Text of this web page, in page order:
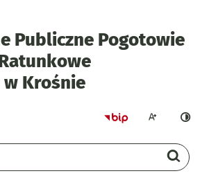
Publiczne Pogotowie
w Krośnie- Numery
StronaWiększa